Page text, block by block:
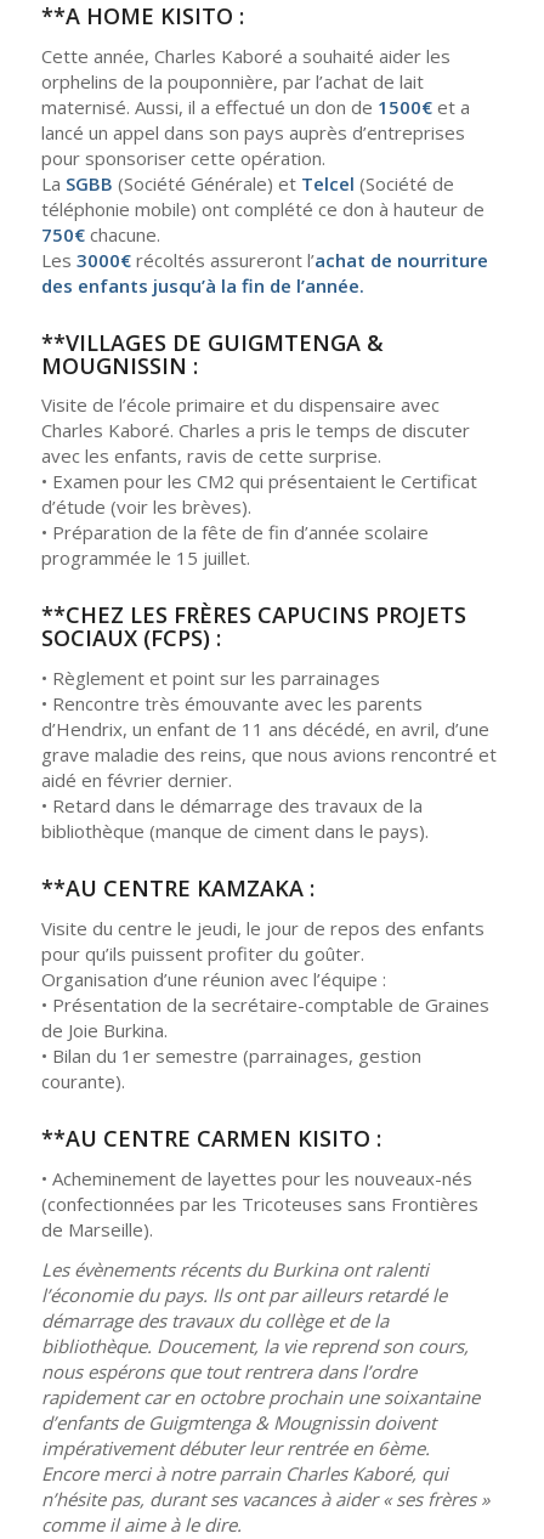
**A HOME KISITO :
Cette année, Charles Kaboré a souhaité aider les
orphelins de la pouponnière, par l’achat de lait
maternisé. Aussi, il a effectué un don de 1500€et a
lancé un appel dans son pays auprès d’entreprises
pour sponsoriser cette opération.
La SGBB (Société Générale) et Telcel (Société de
téléphonie mobile) ont complété ce don à hauteur de
750€chacune.
Les 3000€récoltés assureront l’achat de nourriture
des enfants jusqu’à la fin de l’année.
**VILLAGES DE GUIGMTENGA &
MOUGNISSIN :
Visite de l’école primaire et du dispensaire avec
Charles Kaboré. Charles a pris le temps de discuter
avec les enfants, ravis de cette surprise.
• Examen pour les CM2 qui présentaient le Certificat
d’étude (voir les brèves).
• Préparation de la fête de fin d’année scolaire
programmée le 15 juillet.
**CHEZ LES FRÈRES CAPUCINS PROJETS
SOCIAUX (FCPS) :
• Règlement et point sur les parrainages
• Rencontre très émouvante avec les parents
d’Hendrix, un enfant de 11 ans décédé, en avril, d’une
grave maladie des reins, que nous avions rencontré et
aidé en février dernier.
• Retard dans le démarrage des travaux de la
bibliothèque (manque de ciment dans le pays).
**AU CENTRE KAMZAKA :
Visite du centre le jeudi, le jour de repos des enfants
pour qu’ils puissent profiter du goûter.
Organisation d’une réunion avec l’équipe :
• Présentation de la secrétaire-comptable de Graines
de Joie Burkina.
• Bilan du 1er semestre (parrainages, gestion
courante).
**AU CENTRE CARMEN KISITO :
• Acheminement de layettes pour les nouveaux-nés
(confectionnées par les Tricoteuses sans Frontières
de Marseille).
Les évènements récents du Burkina ont ralenti
l’économie du pays. Ils ont par ailleurs retardé le
démarrage des travaux du collège et de la
bibliothèque. Doucement, la vie reprend son cours,
nous espérons que tout rentrera dans l’ordre
rapidement car en octobre prochain une soixantaine
d’enfants de Guigmtenga & Mougnissin doivent
impérativement débuter leur rentrée en 6ème.
Encore merci à notre parrain Charles Kaboré, qui
n’hésite pas, durant ses vacances à aider « ses frères »
comme il aime à le dire.